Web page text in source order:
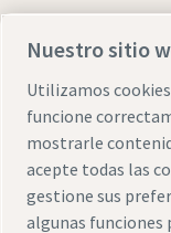
Nuestro sitio
Utilizamos
funcione
mostrarle
acepte todas las
gestione sus
algunas funciones